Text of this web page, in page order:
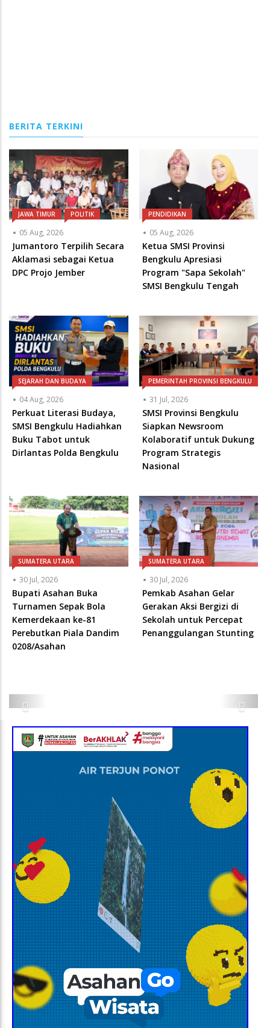
05 Aug, 2026
Jumantoro Terpilih Secara
Aklamasi sebagai Ketua
DPC Projo Jember
05 Aug, 2026
Ketua SMSI Provinsi
Bengkulu Apresiasi
Program "Sapa Sekolah"
SMSI Bengkulu Tengah
04 Aug, 2026
Perkuat Literasi Budaya,
SMSI Bengkulu Hadiahkan
Buku Tabot untuk
Dirlantas Polda Bengkulu
31 Jul, 2026
SMSI Provinsi Bengkulu
Siapkan Newsroom
Kolaboratif untuk Dukung
Program Strategis
Nasional
30 Jul, 2026
Bupati Asahan Buka
Turnamen Sepak Bola
Kemerdekaan ke-81
Perebutkan Piala Dandim
0208/Asahan
30 Jul, 2026
Pemkab Asahan Gelar
Gerakan Aksi Bergizi di
Sekolah untuk Percepat
Penanggulangan Stunting
Previous Next
Previous
Next